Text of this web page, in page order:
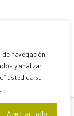
de navegación,
y analizar
usted da su
Aceptar todo